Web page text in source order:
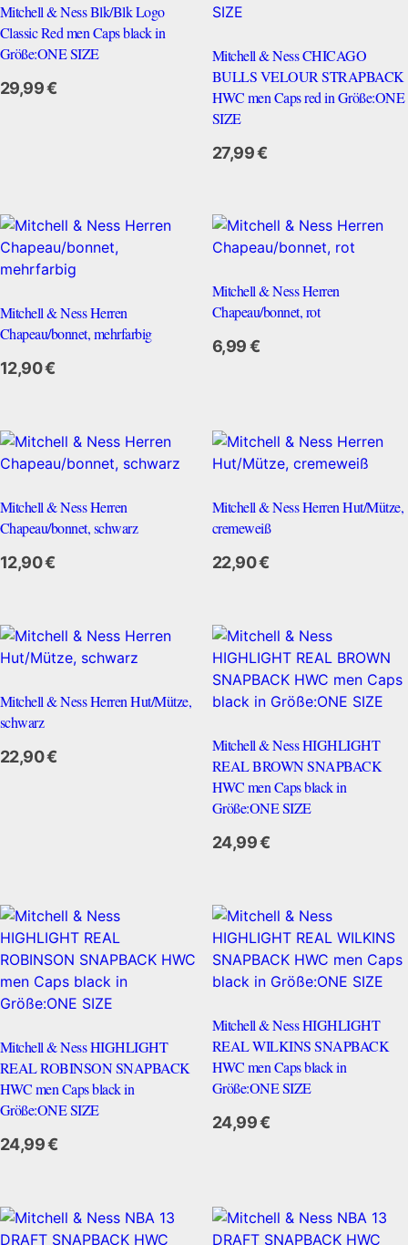
Mitchell & Ness Blk/Blk Logo
Classic Red men Caps black in
Größe:ONE SIZE
29,99€
Mitchell & Ness CHICAGO
BULLS VELOUR STRAPBACK
HWC men Caps red in Größe:ONE
SIZE
27,99€
Mitchell & Ness Herren
Chapeau/bonnet, mehrfarbig
12,90€
Mitchell & Ness Herren
Chapeau/bonnet, rot
6,99€
Zum Anbieter
Mitchell & Ness Herren
Chapeau/bonnet, schwarz
12,90€
Mitchell & Ness Herren Hut/Mütze,
cremeweiß
22,90€
Mitchell & Ness Herren Hut/Mütze,
schwarz
22,90€
Mitchell & Ness HIGHLIGHT
REAL BROWN SNAPBACK
HWC men Caps black in
Größe:ONE SIZE
24,99€
Mitchell & Ness HIGHLIGHT
REAL ROBINSON SNAPBACK
HWC men Caps black in
Größe:ONE SIZE
24,99€
Mitchell & Ness HIGHLIGHT
REAL WILKINS SNAPBACK
HWC men Caps black in
Größe:ONE SIZE
24,99€
Zum Anbieter